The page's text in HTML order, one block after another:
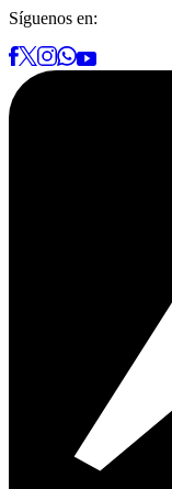
Síguenos en: